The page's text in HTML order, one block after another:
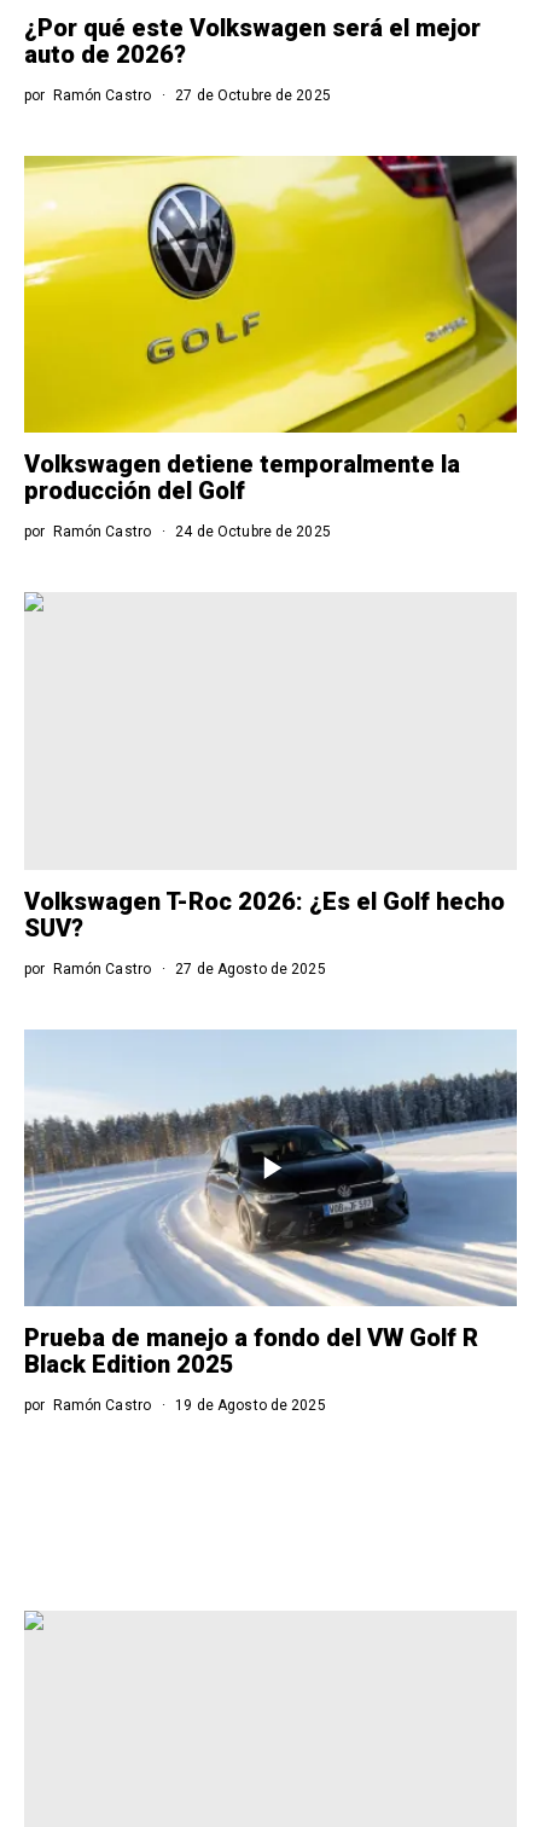
¿Por qué este Volkswagen será el mejor
auto de 2026?
por Ramón Castro 27 de Octubre de 2025
Volkswagen detiene temporalmente la
producción del Golf
por Ramón Castro 24 de Octubre de 2025
Volkswagen T-Roc 2026: ¿Es el Golf hecho
SUV?
por Ramón Castro 27 de Agosto de 2025
Prueba de manejo a fondo del VW Golf R
Black Edition 2025
por Ramón Castro 19 de Agosto de 2025